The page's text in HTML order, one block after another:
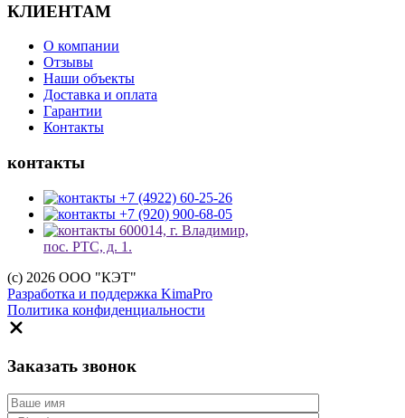
КЛИЕНТАМ
О компании
Отзывы
Наши объекты
Доставка и оплата
Гарантии
Контакты
контакты
+7 (4922) 60-25-26
+7 (920) 900-68-05
600014, г. Владимир,
пос. РТС, д. 1.
(c) 2026 ООО "КЭТ"
Разработка и поддержка KimaPro
Политика конфиденциальности
Заказать звонок